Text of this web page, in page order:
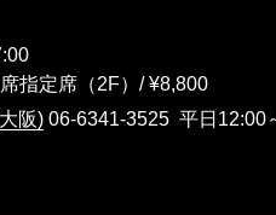
指定席（2F）/ ¥8,800
阪) 06-6341-3525 平日12:00